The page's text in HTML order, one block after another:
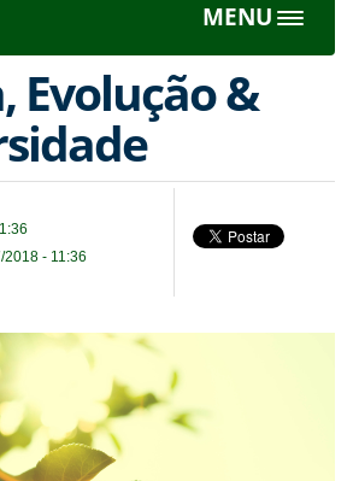
MENU
Toggle
Evolução &
- 11:36